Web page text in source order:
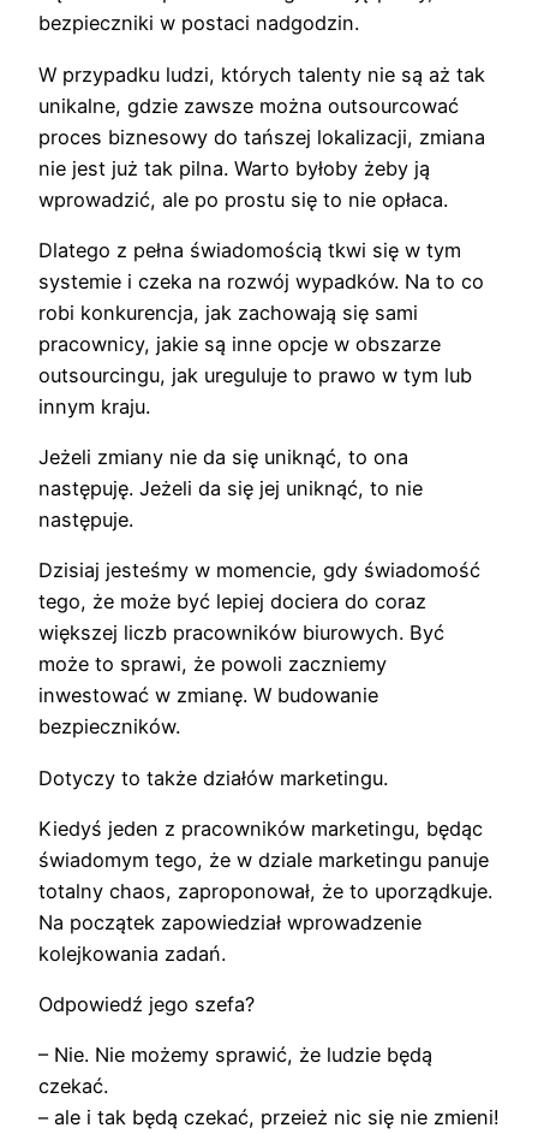
bezpieczniki w postaci nadgodzin.
W przypadku ludzi, których talenty nie są aż tak
unikalne, gdzie zawsze można outsourcować
proces biznesowy do tańszej lokalizacji, zmiana
nie jest już tak pilna. Warto byłoby żeby ją
wprowadzić, ale po prostu się to nie opłaca.
Dlatego z pełna świadomością tkwi się w tym
systemie i czeka na rozwój wypadków. Na to co
robi konkurencja, jak zachowają się sami
pracownicy, jakie są inne opcje w obszarze
outsourcingu, jak ureguluje to prawo w tym lub
innym kraju.
Jeżeli zmiany nie da się uniknąć, to ona
następuję. Jeżeli da się jej uniknąć, to nie
następuje.
Dzisiaj jesteśmy w momencie, gdy świadomość
tego, że może być lepiej dociera do coraz
większej liczb pracowników biurowych. Być
może to sprawi, że powoli zaczniemy
inwestować w zmianę. W budowanie
bezpieczników.
Dotyczy to także działów marketingu.
Kiedyś jeden z pracowników marketingu, będąc
świadomym tego, że w dziale marketingu panuje
totalny chaos, zaproponował, że to uporządkuje.
Na początek zapowiedział wprowadzenie
kolejkowania zadań.
Odpowiedź jego szefa?
– Nie. Nie możemy sprawić, że ludzie będą
czekać.
– ale i tak będą czekać, przeież nic się nie zmieni!